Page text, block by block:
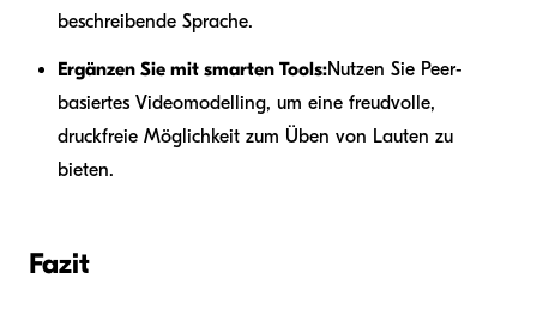
beschreibende Sprache.
Ergänzen Sie mit smarten Tools:Nutzen Sie Peer-
basiertes Videomodelling, um eine freudvolle,
druckfreie Möglichkeit zum Üben von Lauten zu
bieten.
Fazit